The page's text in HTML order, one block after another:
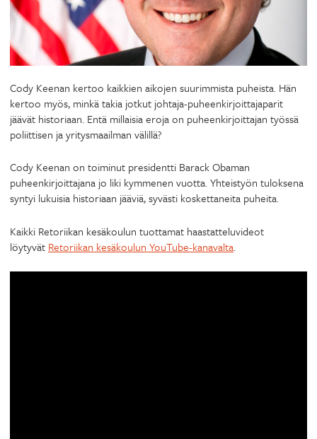
Cody Keenan kertoo kaikkien aikojen suurimmista puheista. Hän
kertoo myös, minkä takia jotkut johtaja-puheenkirjoittajaparit
jäävät historiaan. Entä millaisia eroja on puheenkirjoittajan työssä
poliittisen ja yritysmaailman välillä?
Cody Keenan on toiminut presidentti Barack Obaman
puheenkirjoittajana jo liki kymmenen vuotta. Yhteistyön tuloksena
syntyi lukuisia historiaan jääviä, syvästi koskettaneita puheita.
Kaikki Retoriikan kesäkoulun tuottamat haastatteluvideot
löytyvät Retoriikan kesäkoulun YouTube-kanavalta.